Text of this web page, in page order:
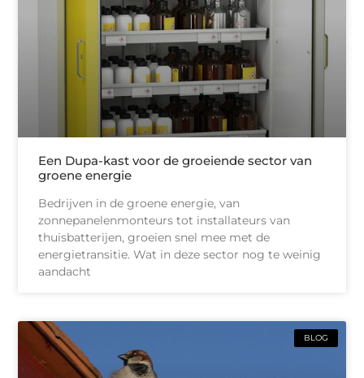
Een Dupa-kast voor de groeiende sector van
groene energie
Bedrijven in de groene energie, van
zonnepanelenmonteurs tot installateurs van
thuisbatterijen, groeien snel mee met de
energietransitie. Wat in deze sector nog te weinig
aandacht
BLOG